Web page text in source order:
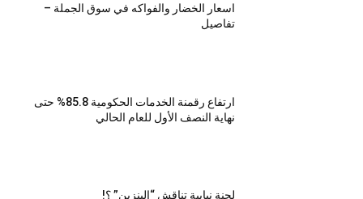
اسعار الخضار والفواكه في سوق الجملة –
تفاصيل
ارتفاع رقمنة الخدمات الحكومية 85.8% حتى
نهاية النصف الأول للعام الحالي
لجنة نيابية تناقش “البنزين” ؟!